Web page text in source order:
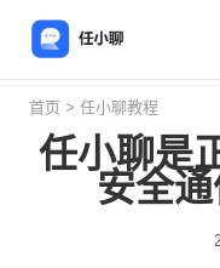
首页 > 任小聊教程
任小聊是
安全